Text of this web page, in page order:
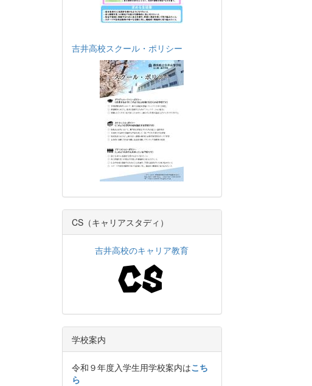
吉井高校スクール・ポリシー
CS（キャリアスタディ）
吉井高校のキャリア教育
学校案内
令和９年度入学生用学校案内はこち
ら